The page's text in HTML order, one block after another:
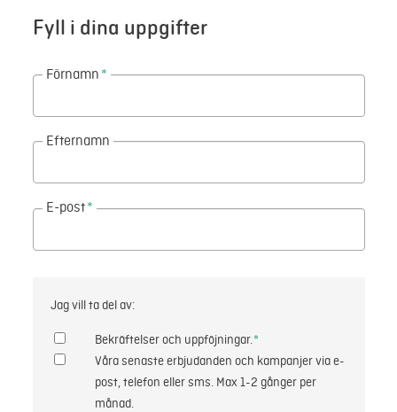
Fyll i dina uppgifter
Förnamn *
Efternamn
E-post*
Jag vill ta del av:
Bekräftelser och uppföjningar.*
Våra senaste erbjudanden och kampanjer via e-
post, telefon eller sms. Max 1-2 gånger per
månad.